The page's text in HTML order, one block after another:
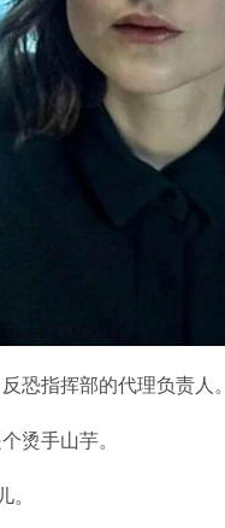
恐指挥部的代理负责人。
烫手山芋。
。